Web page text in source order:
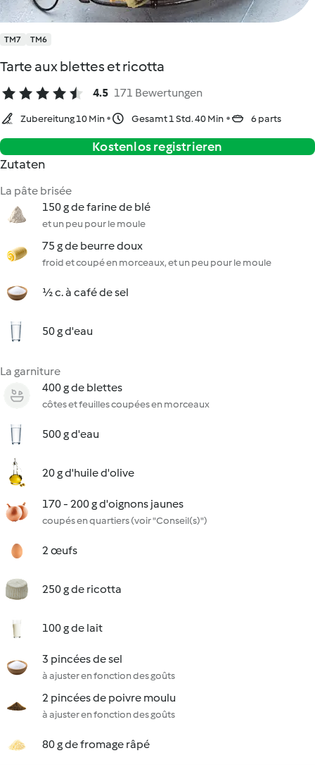
TM7 TM6
Tarte aux blettes et ricotta
4.5 171 Bewertungen
Zubereitung 10 Min Gesamt 1 Std. 40 Min 6 parts
Kostenlos registrieren
Zutaten
La pâte brisée
150 g de farine de blé
et un peu pour le moule
75 g de beurre doux
froid et coupé en morceaux, et un peu pour le moule
½ c. à café de sel
50 g d'eau
La garniture
400 g de blettes
côtes et feuilles coupées en morceaux
500 g d'eau
20 g d'huile d'olive
170 - 200 g d'oignons jaunes
coupés en quartiers (voir "Conseil(s)")
2 œufs
250 g de ricotta
100 g de lait
3 pincées de sel
à ajuster en fonction des goûts
2 pincées de poivre moulu
à ajuster en fonction des goûts
80 g de fromage râpé